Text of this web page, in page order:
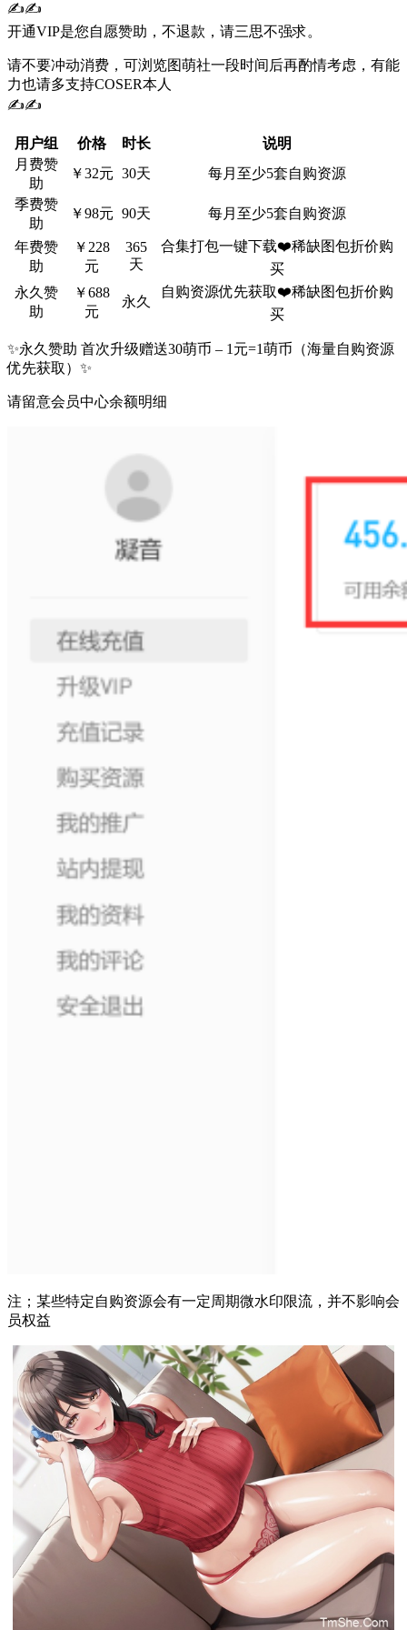
✍✍
开通VIP是您自愿赞助，不退款，请三思不强求。
请不要冲动消费，可浏览图萌社一段时间后再酌情考虑，有能
力也请多支持COSER本人
✍✍
用户组 价格 时长
说明
月费赞
助
￥32元 30天
每月至少5套自购资源
季费赞
助
￥98元 90天 每月至少5套自购资源
年费赞
助
￥228
元
365
天
合集打包一键下载❤️稀缺图包折价购
买
永久赞
助
￥688
元
永久
自购资源优先获取❤️稀缺图包折价购
买
✨永久赞助 首次升级赠送30萌币 – 1元=1萌币（海量自购资源
优先获取）✨
请留意会员中心余额明细
注；某些特定自购资源会有一定周期微水印限流，并不影响会
员权益